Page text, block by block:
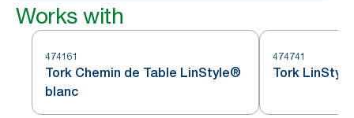
Works with
474161
Tork Chemin de Table LinStyle®
blanc
474741
Tork